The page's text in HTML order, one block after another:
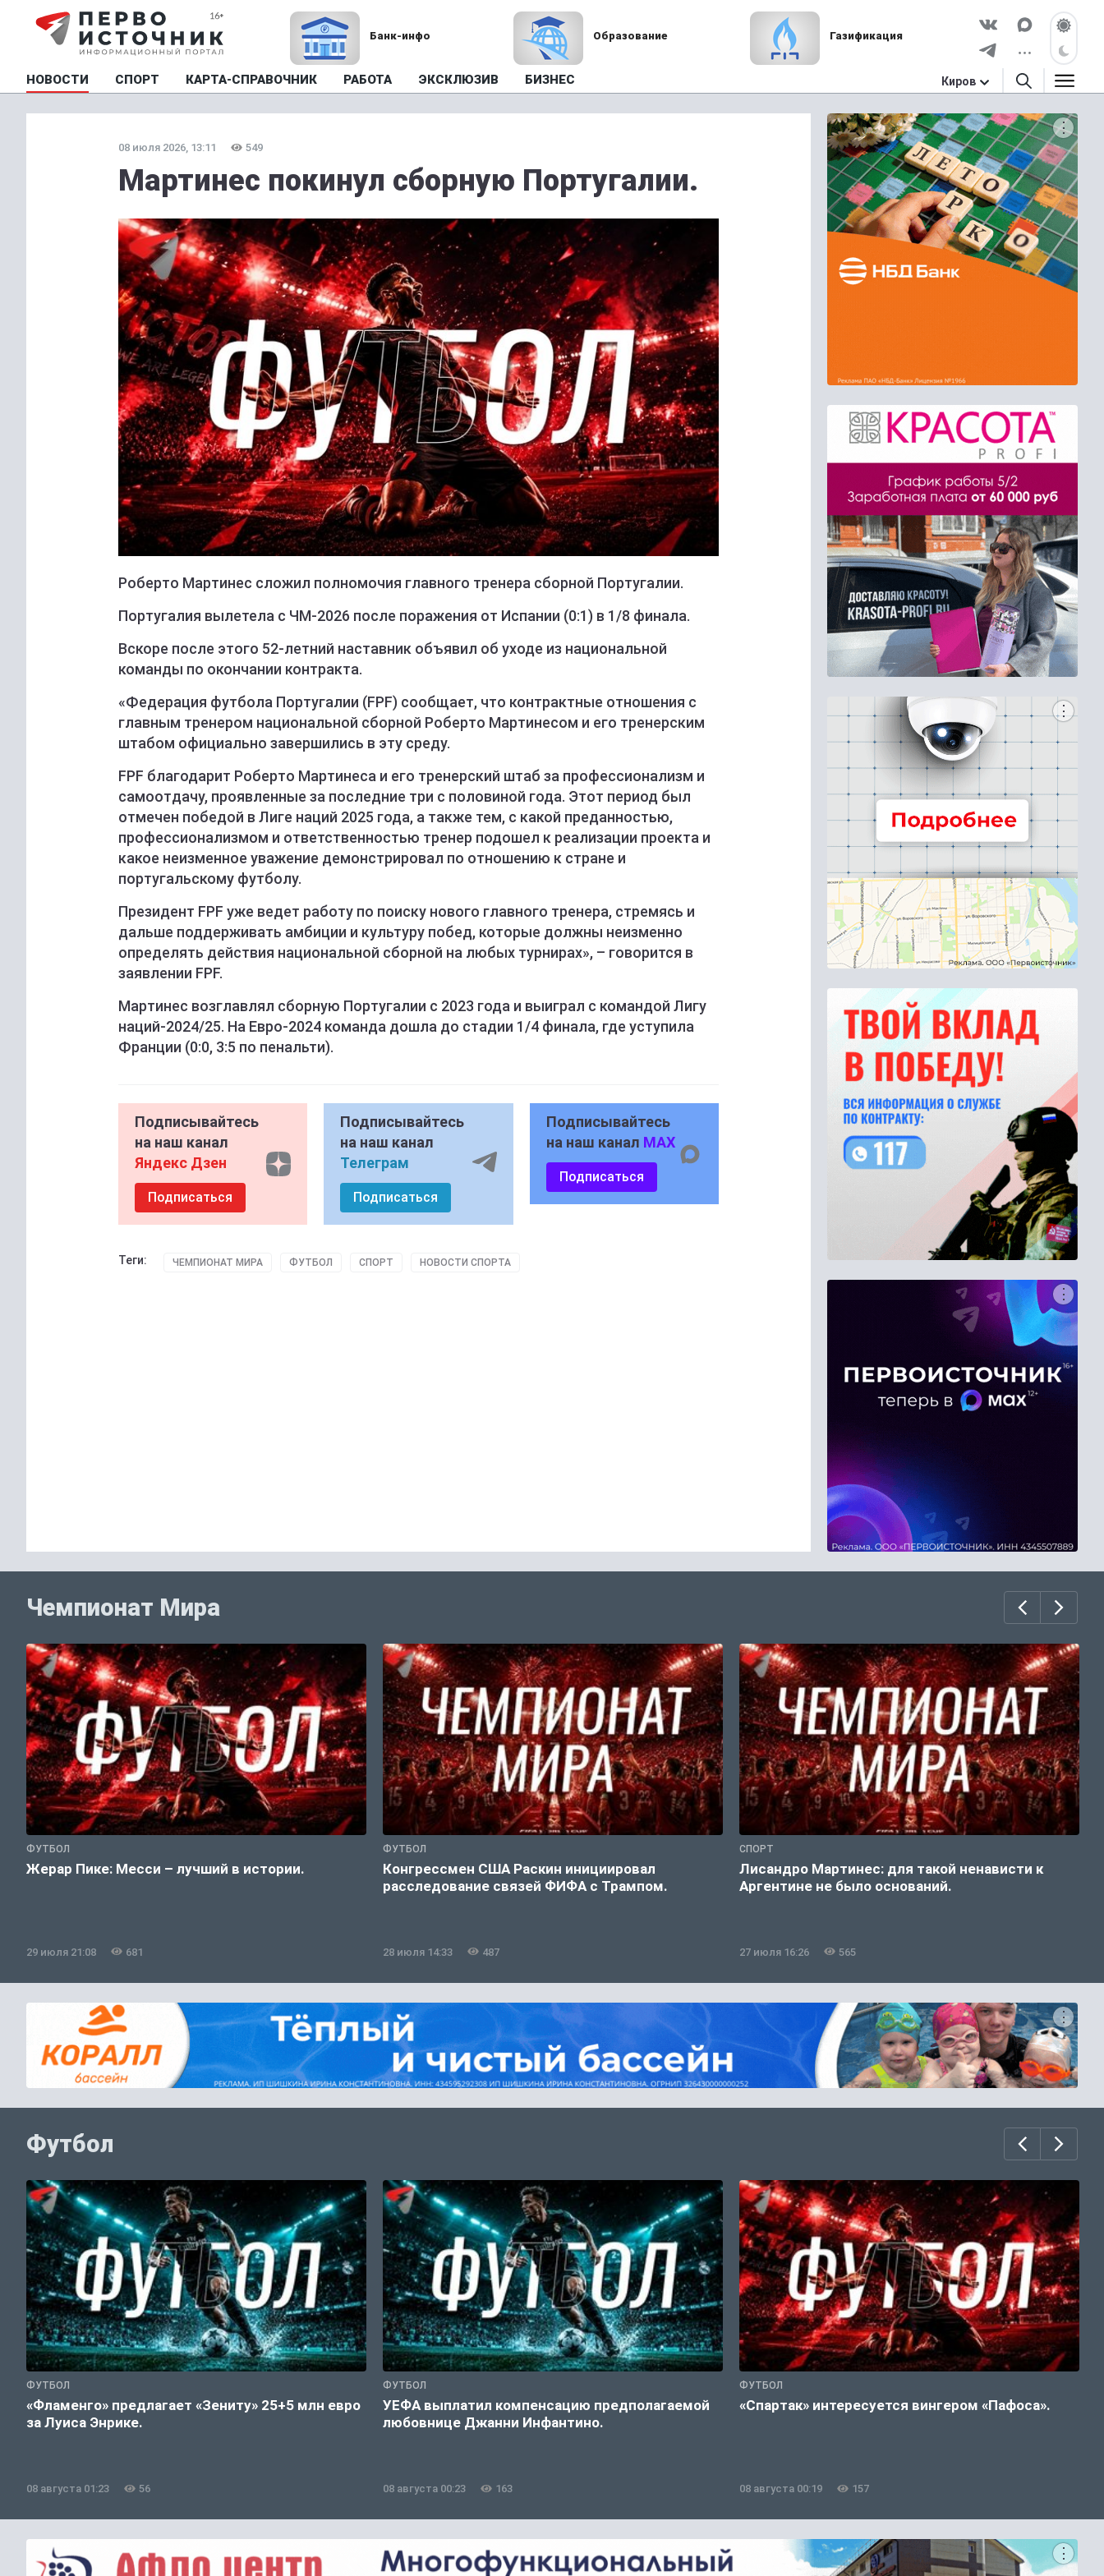
Банк-инфо Образование Газификация
НОВОСТИ СПОРТ КАРТА-СПРАВОЧНИК РАБОТА ЭКСКЛЮЗИВ БИЗНЕС Киров
08 июля 2026, 13:11 549
Мартинес покинул сборную Португалии.
Роберто Мартинес сложил полномочия главного тренера сборной Португалии.
Португалия вылетела с ЧМ-2026 после поражения от Испании (0:1) в 1/8 финала.
Вскоре после этого 52-летний наставник объявил об уходе из национальной
команды по окончании контракта.
«Федерация футбола Португалии (FPF) сообщает, что контрактные отношения с
главным тренером национальной сборной Роберто Мартинесом и его тренерским
штабом официально завершились в эту среду.
FPF благодарит Роберто Мартинеса и его тренерский штаб за профессионализм и
самоотдачу, проявленные за последние три с половиной года. Этот период был
отмечен победой в Лиге наций 2025 года, а также тем, с какой преданностью,
профессионализмом и ответственностью тренер подошел к реализации проекта и
какое неизменное уважение демонстрировал по отношению к стране и
португальскому футболу.
Президент FPF уже ведет работу по поиску нового главного тренера, стремясь и
дальше поддерживать амбиции и культуру побед, которые должны неизменно
определять действия национальной сборной на любых турнирах», – говорится в
заявлении FPF.
Мартинес возглавлял сборную Португалии с 2023 года и выиграл с командой Лигу
наций-2024/25. На Евро-2024 команда дошла до стадии 1/4 финала, где уступила
Франции (0:0, 3:5 по пенальти).
Подписывайтесь
на наш канал
Яндекс Дзен
Подписаться
Подписывайтесь
на наш канал
Телеграм
Подписаться
Подписывайтесь
на наш канал MAX
Подписаться
Теги: ЧЕМПИОНАТ МИРА ФУТБОЛ СПОРТ НОВОСТИ СПОРТА
Чемпионат Мира
ФУТБОЛ
Жерар Пике: Месси – лучший в истории.
29 июля 21:08 681
ФУТБОЛ
Конгрессмен США Раскин инициировал
расследование связей ФИФА с Трампом.
28 июля 14:33 487
СПОРТ
Лисандро Мартинес: для такой ненависти к
Аргентине не было оснований.
27 июля 16:26 565
Футбол
ФУТБОЛ
«Фламенго» предлагает «Зениту» 25+5 млн евро
за Луиса Энрике.
08 августа 01:23 56
ФУТБОЛ
УЕФА выплатил компенсацию предполагаемой
любовнице Джанни Инфантино.
08 августа 00:23 163
ФУТБОЛ
«Спартак» интересуется вингером «Пафоса».
08 августа 00:19 157